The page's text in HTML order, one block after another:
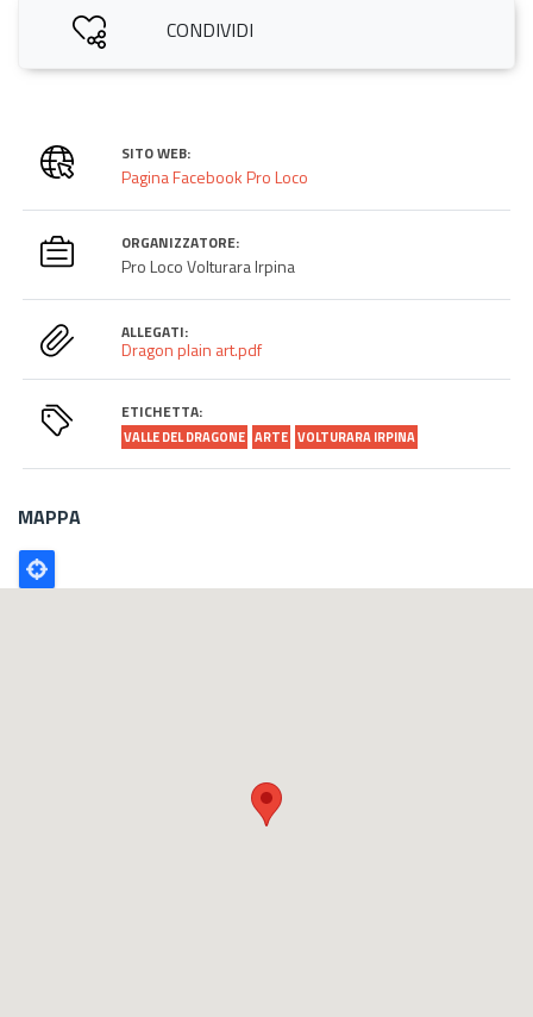
CONDIVIDI
SITO WEB:
Pagina Facebook Pro Loco
ORGANIZZATORE:
Pro Loco Volturara Irpina
ALLEGATI:
Dragon plain art.pdf
ETICHETTA:
VALLE DEL DRAGONE ARTE VOLTURARA IRPINA
MAPPA
Poligono
GEO